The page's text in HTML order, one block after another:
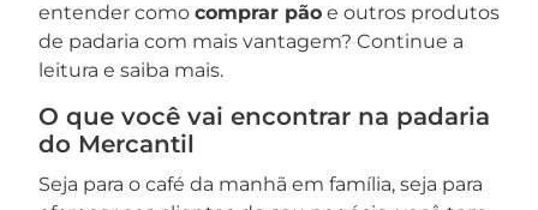
entender como comprar pão e outros produtos
de padaria com mais vantagem? Continue a
leitura e saiba mais.
O que você vai encontrar na padaria
do Mercantil
Seja para o café da manhã em família, seja para